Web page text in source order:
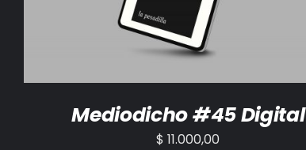
Mediodicho #45 Digital
$ 11.000,00